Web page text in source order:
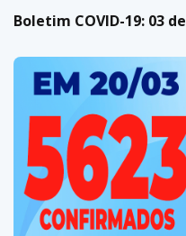
Boletim COVID-19: 03